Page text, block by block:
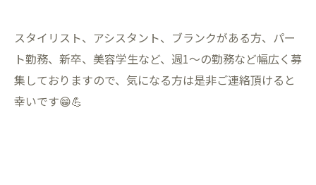
スタイリスト、アシスタント、ブランクがある方、パー
ト勤務、新卒、美容学生など、週1〜の勤務など幅広く募
集しておりますので、気になる方は是非ご連絡頂けると
幸いです😁💪